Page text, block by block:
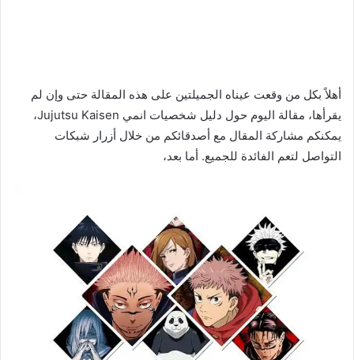
أهلاً بكل من وقعت عيناه الجميلتين على هذه المقالة حتى وإن لم
يقرأها، مقالة اليوم حول دليل شخصيات انمي Jujutsu Kaisen،
يمكنكم مشاركة المقال مع أصدقائكم من خلال أزرار شبكات
التواصل لتعم الفائدة للجميع. أما بعد،